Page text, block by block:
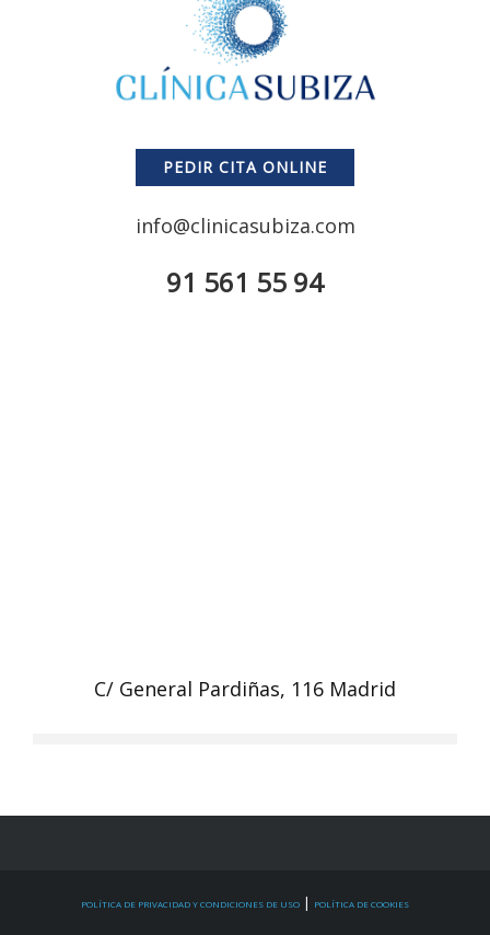
PEDIR CITA ONLINE
info@clinicasubiza.com
91 561 55 94
C/ General Pardiñas, 116 Madrid
POLÍTICA DE PRIVACIDAD Y CONDICIONES DE USO | POLÍTICA DE COOKIES